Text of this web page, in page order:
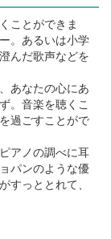
ことができま
。あるいは小学
んだ歌声などを
あなたの心にあ
。音楽を聴くこ
過ごすことがで
アノの調べに耳
パンのような優
すっととれて、